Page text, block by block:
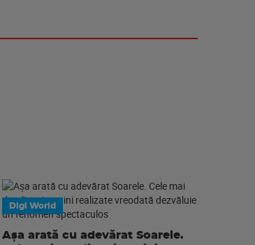
Digi World
Așa arată cu adevărat Soarele.